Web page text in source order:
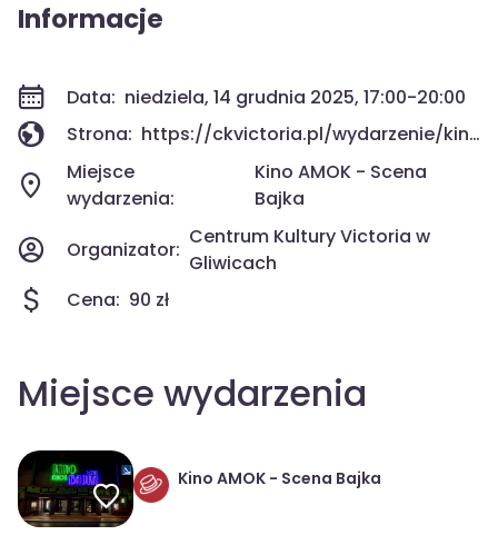
Informacje
Data: niedziela, 14 grudnia 2025, 17:00-20:00
Strona:
https://ckvictoria.pl/wydarzenie/kino-amok-koncert-charytatywny-dla-olusia/
Miejsce
wydarzenia:
Kino AMOK - Scena
Bajka
Organizator:
Centrum Kultury Victoria w
Gliwicach
Cena: 90 zł
Miejsce wydarzenia
Kino AMOK - Scena Bajka